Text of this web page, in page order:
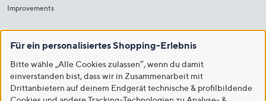
Improvements
Für ein personalisiertes Shopping-Erlebnis
Bitte wähle „Alle Cookies zulassen“, wenn du damit
einverstanden bist, dass wir in Zusammenarbeit mit
Drittanbietern auf deinem Endgerät technische & profilbildende